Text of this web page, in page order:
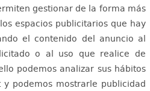
gestionar de la forma más
espacios publicitarios que hay
el contenido del anuncio al
o al uso que realice de
podemos analizar sus hábitos
podemos mostrarle publicidad